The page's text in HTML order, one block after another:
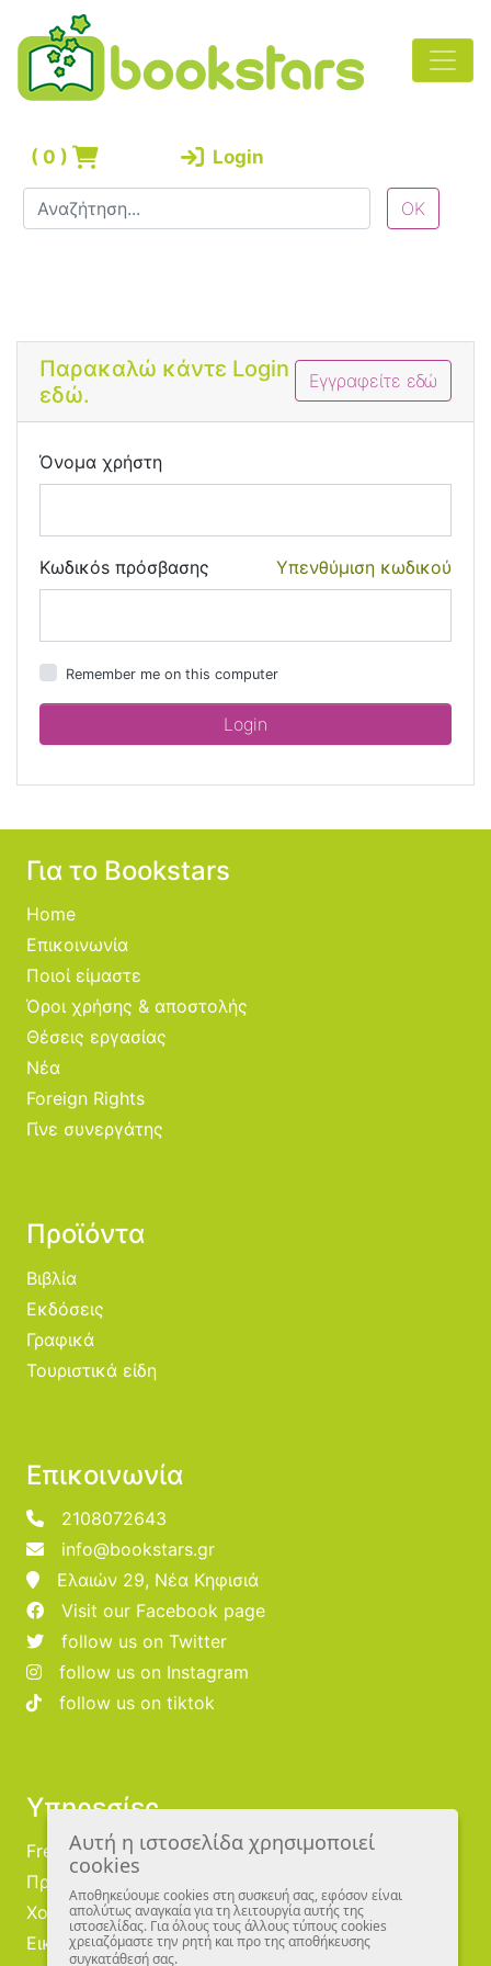
( 0 ) Login
Εγγραφείτε εδώ
Παρακαλώ κάντε Login
εδώ.
Όνομα χρήστη
Υπενθύμιση κωδικού
Κωδικόs πρόσβασης
Remember me on this computer
Για το Bookstars
Home
Επικοινωνία
Ποιοί είμαστε
Όροι χρήσης & αποστολής
Θέσεις εργασίας
Νέα
Foreign Rights
Γίνε συνεργάτης
Προϊόντα
Βιβλία
Εκδόσεις
Γραφικά
Τουριστικά είδη
Επικοινωνία
2108072643
info@bookstars.gr
Ελαιών 29, Νέα Κηφισιά
Visit our Facebook page
follow us on Twitter
follow us on Instagram
follow us on tiktok
Υπηρεσίες
Free Publishing
Προμηθευτές
Χονδρική
Εικονογράφοι
Αυτή η ιστοσελίδα χρησιμοποιεί
cookies
Αποθηκεύουμε cookies στη συσκευή σας, εφόσον είναι
απολύτως αναγκαία για τη λειτουργία αυτής της
ιστοσελίδας. Για όλους τους άλλους τύπους cookies
χρειαζόμαστε την ρητή και προ της αποθήκευσης
συγκατάθεσή σας.